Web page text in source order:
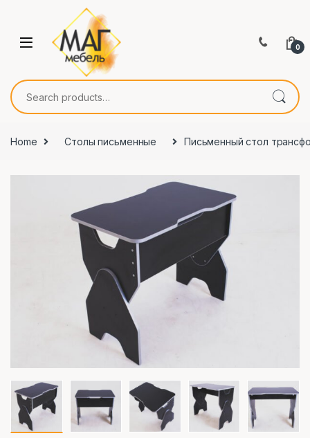
0
Search for:
Home Столы письменные Письменный стол